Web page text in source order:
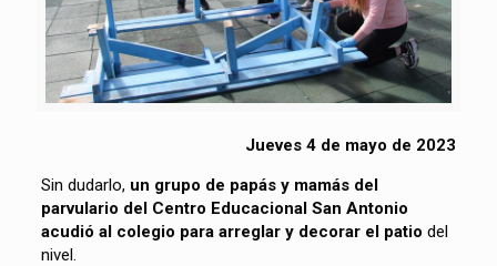
Jueves 4 de mayo de 2023
Sin dudarlo, un grupo de papás y mamás del
parvulario del Centro Educacional San Antonio
acudió al colegio para arreglar y decorar el patio del
nivel.